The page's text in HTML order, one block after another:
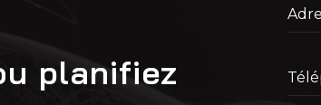
planifiez